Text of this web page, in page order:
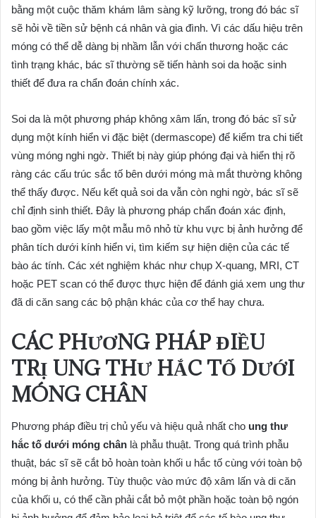
bằng một cuộc thăm khám lâm sàng kỹ lưỡng, trong đó bác sĩ
sẽ hỏi về tiền sử bệnh cá nhân và gia đình. Vì các dấu hiệu trên
móng có thể dễ dàng bị nhầm lẫn với chấn thương hoặc các
tình trạng khác, bác sĩ thường sẽ tiến hành soi da hoặc sinh
thiết để đưa ra chẩn đoán chính xác.
Soi da là một phương pháp không xâm lấn, trong đó bác sĩ sử
dụng một kính hiển vi đặc biệt (dermascope) để kiểm tra chi tiết
vùng móng nghi ngờ. Thiết bị này giúp phóng đại và hiển thị rõ
ràng các cấu trúc sắc tố bên dưới móng mà mắt thường không
thể thấy được. Nếu kết quả soi da vẫn còn nghi ngờ, bác sĩ sẽ
chỉ định sinh thiết. Đây là phương pháp chẩn đoán xác định,
bao gồm việc lấy một mẫu mô nhỏ từ khu vực bị ảnh hưởng để
phân tích dưới kính hiển vi, tìm kiếm sự hiện diện của các tế
bào ác tính. Các xét nghiệm khác như chụp X-quang, MRI, CT
hoặc PET scan có thể được thực hiện để đánh giá xem ung thư
đã di căn sang các bộ phận khác của cơ thể hay chưa.
CÁC PHƯƠNG PHÁP ĐIỀU
TRỊ UNG THƯ HẮC TỐ DƯỚI
MÓNG CHÂN
Phương pháp điều trị chủ yếu và hiệu quả nhất cho ung thư
hắc tố dưới móng chân là phẫu thuật. Trong quá trình phẫu
thuật, bác sĩ sẽ cắt bỏ hoàn toàn khối u hắc tố cùng với toàn bộ
móng bị ảnh hưởng. Tùy thuộc vào mức độ xâm lấn và di căn
của khối u, có thể cần phải cắt bỏ một phần hoặc toàn bộ ngón